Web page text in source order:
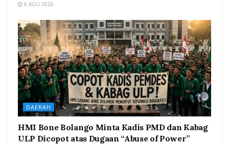
6 AGU 2026
DAERAH
HMI Bone Bolango Minta Kadis PMD dan Kabag
ULP Dicopot atas Dugaan “Abuse of Power”